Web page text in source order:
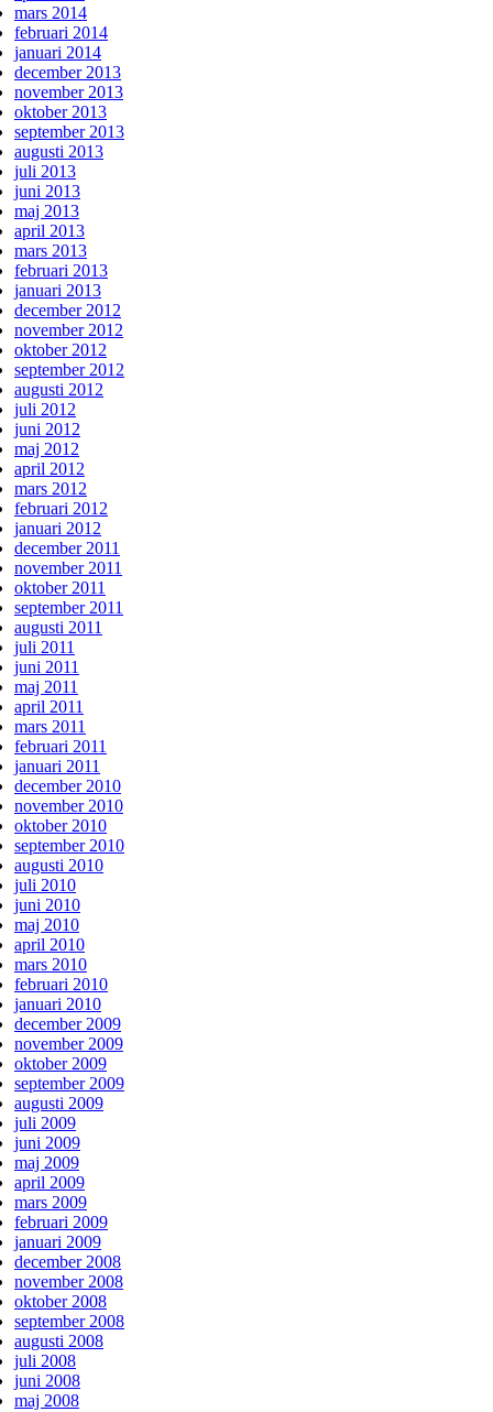
mars 2014
februari 2014
januari 2014
december 2013
november 2013
oktober 2013
september 2013
augusti 2013
juli 2013
juni 2013
maj 2013
april 2013
mars 2013
februari 2013
januari 2013
december 2012
november 2012
oktober 2012
september 2012
augusti 2012
juli 2012
juni 2012
maj 2012
april 2012
mars 2012
februari 2012
januari 2012
december 2011
november 2011
oktober 2011
september 2011
augusti 2011
juli 2011
juni 2011
maj 2011
april 2011
mars 2011
februari 2011
januari 2011
december 2010
november 2010
oktober 2010
september 2010
augusti 2010
juli 2010
juni 2010
maj 2010
april 2010
mars 2010
februari 2010
januari 2010
december 2009
november 2009
oktober 2009
september 2009
augusti 2009
juli 2009
juni 2009
maj 2009
april 2009
mars 2009
februari 2009
januari 2009
december 2008
november 2008
oktober 2008
september 2008
augusti 2008
juli 2008
juni 2008
maj 2008